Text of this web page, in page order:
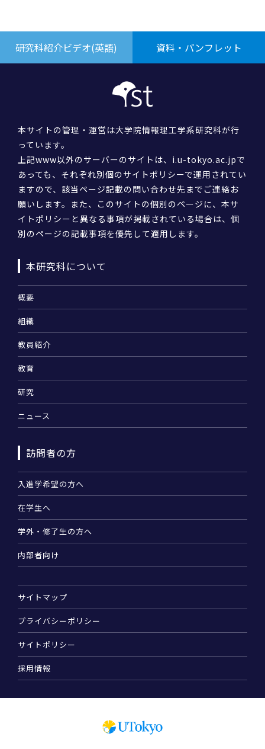
研究科紹介ビデオ(英語) 資料・パンフレット
本サイトの管理・運営は大学院情報理工学系研究科が行
っています。
上記www以外のサーバーのサイトは、i.u-tokyo.ac.jpで
あっても、それぞれ別個のサイトポリシーで運用されてい
ますので、該当ページ記載の問い合わせ先までご連絡お
願いします。また、このサイトの個別のページに、本サ
イトポリシーと異なる事項が掲載されている場合は、個
別のページの記載事項を優先して適用します。
本研究科について
概要
組織
教員紹介
教育
研究
ニュース
訪問者の方
入進学希望の方へ
在学生へ
学外・修了生の方へ
内部者向け
サイトマップ
プライバシーポリシー
サイトポリシー
採用情報